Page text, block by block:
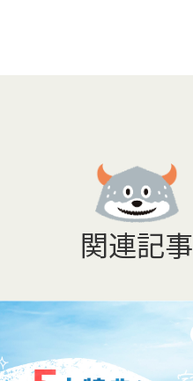
関連記事